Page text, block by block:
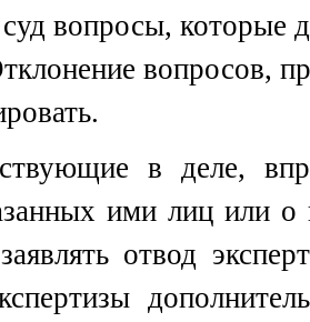
вопросы, которые
вопросов,
в деле,
ими лиц или о
отвод